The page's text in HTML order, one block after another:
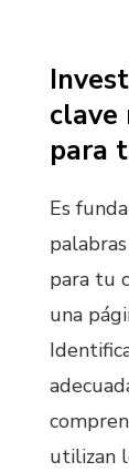
clave
para
Es
para tu
una
utilizan